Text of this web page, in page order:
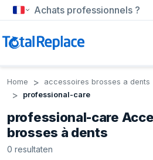
Achats professionnels ?
Home accessoires brosses a dents
professional-care
professional-care
brosses à dents
0 resultaten